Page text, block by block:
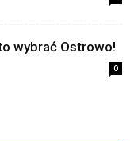
wybrać Ostrowo!
0